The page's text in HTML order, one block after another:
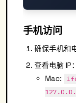
手机访问
确保手机和
查看电脑 IP：
Mac: